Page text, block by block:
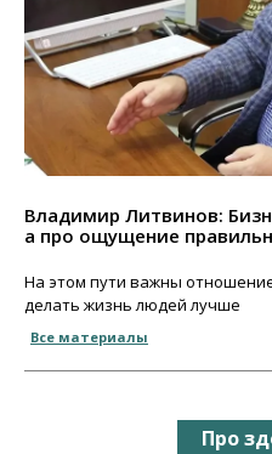
Владимир Литвинов:
а про ощущение
На этом пути важны
делать жизнь людей лучше
Все материалы
Про